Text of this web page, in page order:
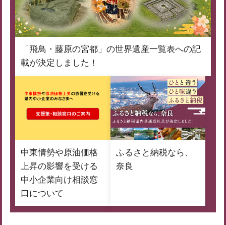
「飛鳥・藤原の宮都」の世界遺産一覧表への記
載が決定しました！
中東情勢や原油価格
上昇の影響を受ける
中小企業向け相談窓
口について
ふるさと納税なら、
奈良